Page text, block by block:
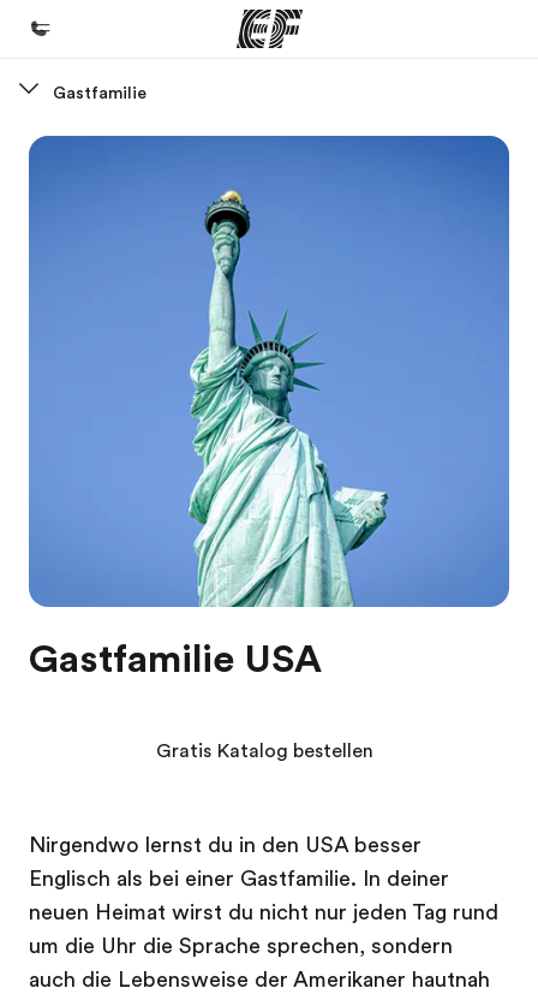
Willkommen bei EF
Gastfamilie
Gastfamilie USA
Nirgendwo lernst du in den USA besser
Englisch als bei einer Gastfamilie. In deiner
neuen Heimat wirst du nicht nur jeden Tag rund
um die Uhr die Sprache sprechen, sondern
auch die Lebensweise der Amerikaner hautnah
Gratis Katalog bestellen